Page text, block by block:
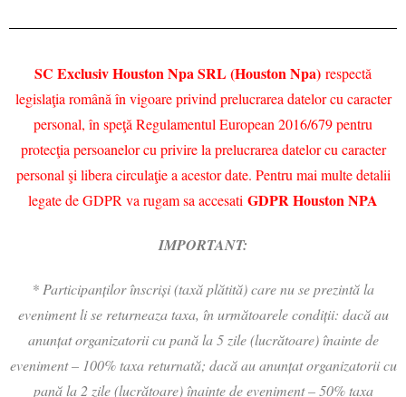
SC Exclusiv Houston Npa SRL (Houston Npa) respectă
legislaţia română în vigoare privind prelucrarea datelor cu caracter
personal, în speţă Regulamentul European 2016/679 pentru
protecţia persoanelor cu privire la prelucrarea datelor cu caracter
personal şi libera circulaţie a acestor date. Pentru mai multe detalii
legate de GDPR va rugam sa accesati GDPR Houston NPA
IMPORTANT:
* Participanților înscriși (taxă plătită) care nu se prezintă la
eveniment li se returneaza taxa, în următoarele condiții: dacă au
anunțat organizatorii cu pană la 5 zile (lucrătoare) înainte de
eveniment – 100% taxa returnată; dacă au anunțat organizatorii cu
pană la 2 zile (lucrătoare) înainte de eveniment – 50% taxa